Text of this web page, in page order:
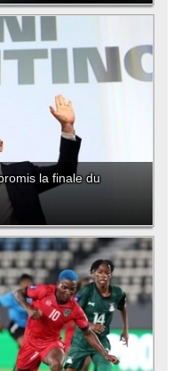
la finale du